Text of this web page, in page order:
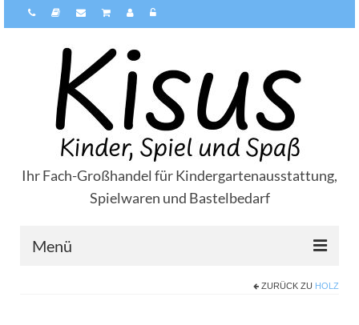
Ihr Fach-Großhandel für Kindergartenausstattung,
Spielwaren und Bastelbedarf
Menü
ZURÜCK ZU HOLZ